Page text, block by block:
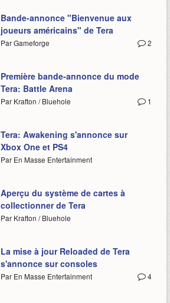
Bande-annonce "Bienvenue aux
joueurs américains" de Tera
2
Par Gameforge
Première bande-annonce du mode
Tera: Battle Arena
1
Par Krafton / Bluehole
Tera: Awakening s'annonce sur
Xbox One et PS4
Par En Masse Entertainment
Aperçu du système de cartes à
collectionner de Tera
Par Krafton / Bluehole
La mise à jour Reloaded de Tera
s'annonce sur consoles
4
Par En Masse Entertainment